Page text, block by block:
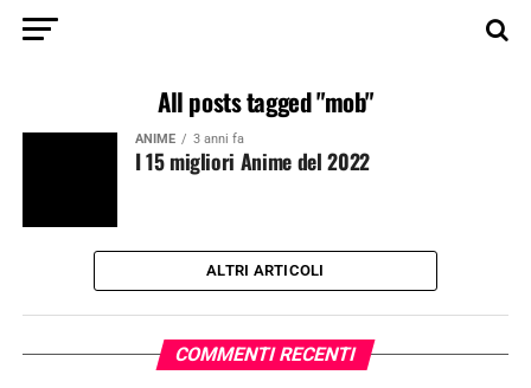
All posts tagged "mob"
ANIME 3 anni fa
I 15 migliori Anime del 2022
ALTRI ARTICOLI
COMMENTI RECENTI